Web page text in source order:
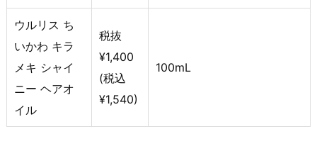
ウルリス ち
いかわ キラ
メキ シャイ
ニー ヘアオ
イル
税抜
¥1,400
(税込
¥1,540)
100mL